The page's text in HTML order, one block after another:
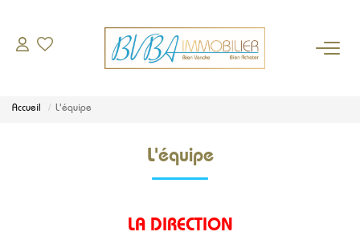
BIENS VENDUS
L'AGENCE
Accueil L'équipe
L'équipe
LA DIRECTION